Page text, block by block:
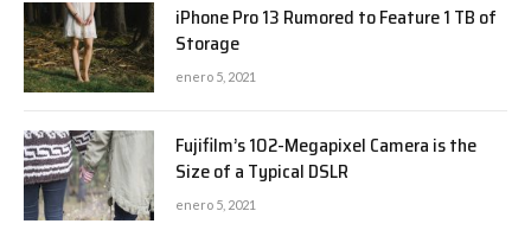
iPhone Pro 13 Rumored to Feature 1 TB of
Storage
enero 5, 2021
Fujifilm’s 102-Megapixel Camera is the
Size of a Typical DSLR
enero 5, 2021